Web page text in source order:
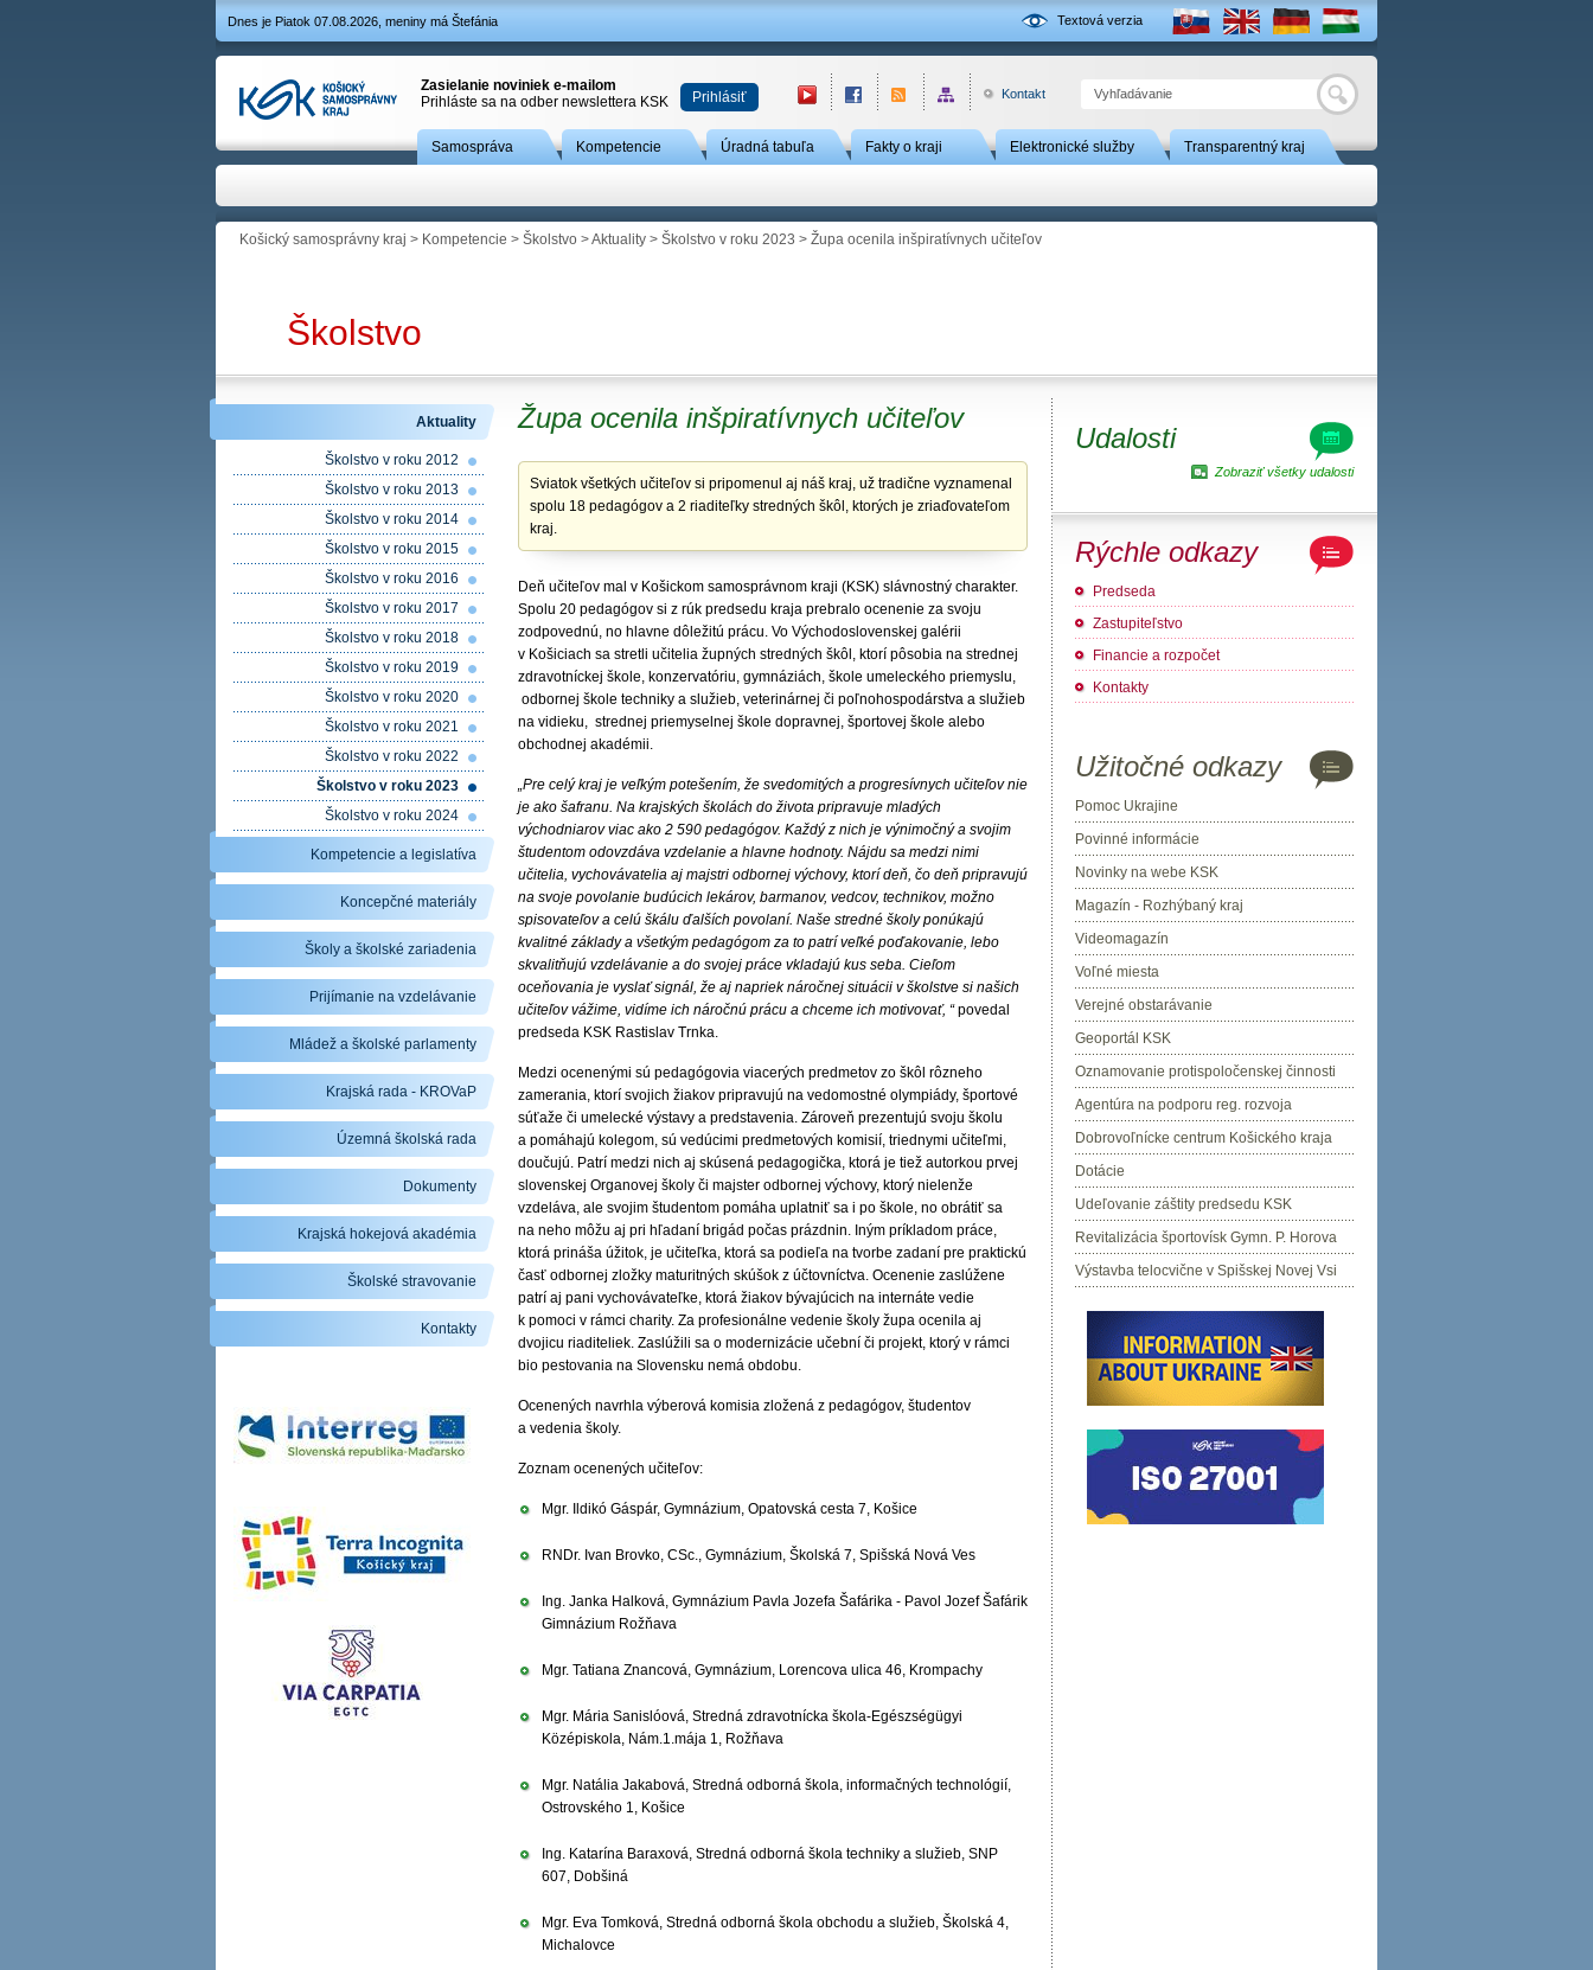
Textová verzia
Dnes je Piatok 07.08.2026, meniny má Štefánia
Hľadať
Zasielanie noviniek e-mailom
Prihláste sa na odber newslettera KSK
Prihlásiť Kontakt
Samospráva Kompetencie Úradná tabuľa Fakty o kraji Elektronické služby Transparentný kraj
Košický samosprávny kraj > Kompetencie > Školstvo >Aktuality > Školstvo v roku 2023 > Župa ocenila inšpiratívnych učiteľov
Školstvo
Župa ocenila inšpiratívnych učiteľov
Sviatok všetkých učiteľov si pripomenul aj náš kraj, už tradične vyznamenal
spolu 18 pedagógov a 2 riaditeľky stredných škôl, ktorých je zriaďovateľom
kraj.
Deň učiteľov mal v Košickom samosprávnom kraji (KSK) slávnostný charakter.
Spolu 20 pedagógov si z rúk predsedu kraja prebralo ocenenie za svoju
zodpovednú, no hlavne dôležitú prácu. Vo Východoslovenskej galérii
v Košiciach sa stretli učitelia župných stredných škôl, ktorí pôsobia na strednej
zdravotníckej škole, konzervatóriu, gymnáziách, škole umeleckého priemyslu,
odbornej škole techniky a služieb, veterinárnej či poľnohospodárstva a služieb
na vidieku, strednej priemyselnej škole dopravnej, športovej škole alebo
obchodnej akadémii.
„Pre celý kraj je veľkým potešením, že svedomitých a progresívnych učiteľov nie
je ako šafranu. Na krajských školách do života pripravuje mladých
východniarov viac ako 2 590 pedagógov. Každý z nich je výnimočný a svojim
študentom odovzdáva vzdelanie a hlavne hodnoty. Nájdu sa medzi nimi
učitelia, vychovávatelia aj majstri odbornej výchovy, ktorí deň, čo deň pripravujú
na svoje povolanie budúcich lekárov, barmanov, vedcov, technikov, možno
spisovateľov a celú škálu ďalších povolaní. Naše stredné školy ponúkajú
kvalitné základy a všetkým pedagógom za to patrí veľké poďakovanie, lebo
skvalitňujú vzdelávanie a do svojej práce vkladajú kus seba. Cieľom
oceňovania je vyslať signál, že aj napriek náročnej situácii v školstve si našich
učiteľov vážime, vidíme ich náročnú prácu a chceme ich motivovať, “povedal
predseda KSK Rastislav Trnka.
Medzi ocenenými sú pedagógovia viacerých predmetov zo škôl rôzneho
zamerania, ktorí svojich žiakov pripravujú na vedomostné olympiády, športové
súťaže či umelecké výstavy a predstavenia. Zároveň prezentujú svoju školu
a pomáhajú kolegom, sú vedúcimi predmetových komisií, triednymi učiteľmi,
doučujú. Patrí medzi nich aj skúsená pedagogička, ktorá je tiež autorkou prvej
slovenskej Organovej školy či majster odbornej výchovy, ktorý nielenže
vzdeláva, ale svojim študentom pomáha uplatniť sa i po škole, no obrátiť sa
na neho môžu aj pri hľadaní brigád počas prázdnin. Iným príkladom práce,
ktorá prináša úžitok, je učiteľka, ktorá sa podieľa na tvorbe zadaní pre praktickú
časť odbornej zložky maturitných skúšok z účtovníctva. Ocenenie zaslúžene
patrí aj pani vychovávateľke, ktorá žiakov bývajúcich na internáte vedie
k pomoci v rámci charity. Za profesionálne vedenie školy župa ocenila aj
dvojicu riaditeliek. Zaslúžili sa o modernizácie učební či projekt, ktorý v rámci
bio pestovania na Slovensku nemá obdobu.
Ocenených navrhla výberová komisia zložená z pedagógov, študentov
a vedenia školy.
Zoznam ocenených učiteľov:
Mgr. Ildikó Gáspár, Gymnázium, Opatovská cesta 7, Košice
RNDr. Ivan Brovko, CSc., Gymnázium, Školská 7, Spišská Nová Ves
Ing. Janka Halková, Gymnázium Pavla Jozefa Šafárika - Pavol Jozef Šafárik
Gimnázium Rožňava
Mgr. Tatiana Znancová, Gymnázium, Lorencova ulica 46, Krompachy
Mgr. Mária Sanislóová, Stredná zdravotnícka škola-Egészségügyi
Középiskola, Nám.1.mája 1, Rožňava
Mgr. Natália Jakabová, Stredná odborná škola, informačných technológií,
Ostrovského 1, Košice
Ing. Katarína Baraxová, Stredná odborná škola techniky a služieb, SNP
607, Dobšiná
Mgr. Eva Tomková, Stredná odborná škola obchodu a služieb, Školská 4,
Michalovce
Aktuality
Školstvo v roku 2012
Školstvo v roku 2013
Školstvo v roku 2014
Školstvo v roku 2015
Školstvo v roku 2016
Školstvo v roku 2017
Školstvo v roku 2018
Školstvo v roku 2019
Školstvo v roku 2020
Školstvo v roku 2021
Školstvo v roku 2022
Školstvo v roku 2023
Školstvo v roku 2024
Kompetencie a legislatíva
Koncepčné materiály
Školy a školské zariadenia
Prijímanie na vzdelávanie
Mládež a školské parlamenty
Krajská rada - KROVaP
Územná školská rada
Dokumenty
Krajská hokejová akadémia
Školské stravovanie
Kontakty
Udalosti
Zobraziť všetky udalosti
Rýchle odkazy
Predseda
Zastupiteľstvo
Financie a rozpočet
Kontakty
Užitočné odkazy
Pomoc Ukrajine
Povinné informácie
Novinky na webe KSK
Magazín - Rozhýbaný kraj
Videomagazín
Voľné miesta
Verejné obstarávanie
Geoportál KSK
Oznamovanie protispoločenskej činnosti
Agentúra na podporu reg. rozvoja
Dobrovoľnícke centrum Košického kraja
Dotácie
Udeľovanie záštity predsedu KSK
Revitalizácia športovísk Gymn. P. Horova
Výstavba telocvične v Spišskej Novej Vsi